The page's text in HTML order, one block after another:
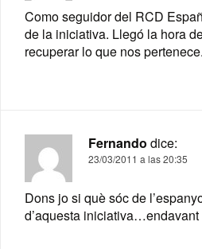
Como seguidor del RCD
de la iniciativa. Llegó la hora
recuperar lo que nos
Fernando dice:
23/03/2011 a las 20:35
Dons jo si què sóc de
d’aquesta